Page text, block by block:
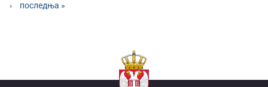
›
последња »